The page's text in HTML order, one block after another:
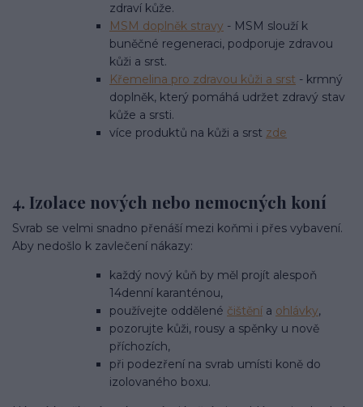
zdraví kůže.
MSM doplněk stravy - MSM slouží k
buněčné regeneraci, podporuje zdravou
kůži a srst.
Křemelina pro zdravou kůži a srst - krmný
doplněk, který pomáhá udržet zdravý stav
kůže a srsti.
více produktů na kůži a srst zde
4. Izolace nových nebo nemocných koní
Svrab se velmi snadno přenáší mezi koňmi i přes vybavení.
Aby nedošlo k zavlečení nákazy:
každý nový kůň by měl projít alespoň
14denní karanténou,
používejte oddělené čištění a ohlávky,
pozorujte kůži, rousy a spěnky u nově
příchozích,
při podezření na svrab umísti koně do
izolovaného boxu.